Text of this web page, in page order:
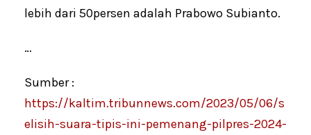
lebih dari 50persen adalah Prabowo Subianto.
…
Sumber :
https://kaltim.tribunnews.com/2023/05/06/s
elisih-suara-tipis-ini-pemenang-pilpres-2024-